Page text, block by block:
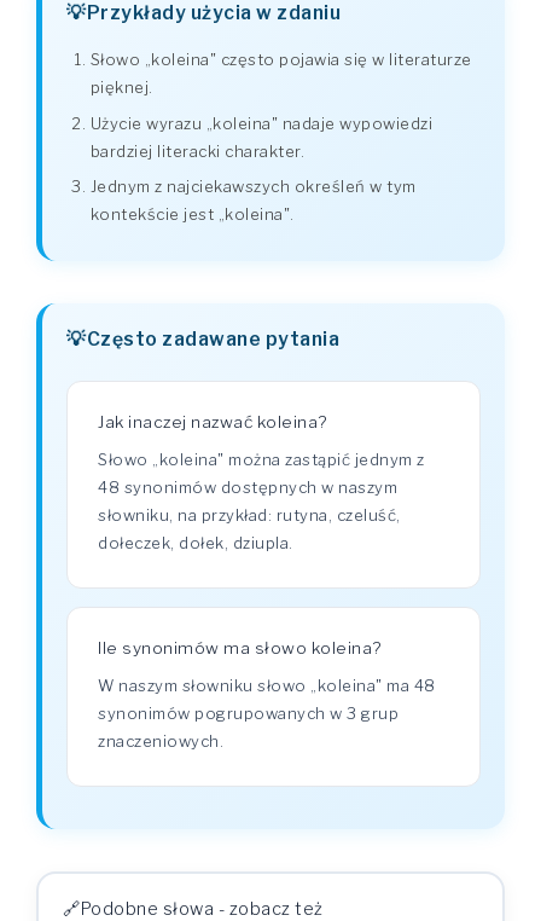
Przykłady użycia w zdaniu
Słowo „koleina" często pojawia się w literaturze
pięknej.
Użycie wyrazu „koleina" nadaje wypowiedzi
bardziej literacki charakter.
Jednym z najciekawszych określeń w tym
kontekście jest „koleina".
Często zadawane pytania
Jak inaczej nazwać koleina?
Słowo „koleina" można zastąpić jednym z
48 synonimów dostępnych w naszym
słowniku, na przykład: rutyna, czeluść,
dołeczek, dołek, dziupla.
Ile synonimów ma słowo koleina?
W naszym słowniku słowo „koleina" ma 48
synonimów pogrupowanych w 3 grup
znaczeniowych.
Podobne słowa - zobacz też